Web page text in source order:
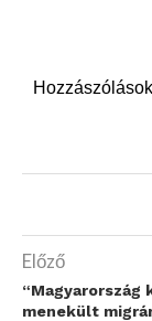
Hozzászólások
Előző
“Magyarország
menekült